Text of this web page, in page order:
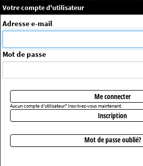
Message système
La séance choisie n'a pas été
Votre compte d'utilisateur
Adresse e-mail
Mot de passe
Me connecter
Aucun compte d'utilisateur? Inscrivez-vous maintenant.
Inscription
Mot de passe oublié?